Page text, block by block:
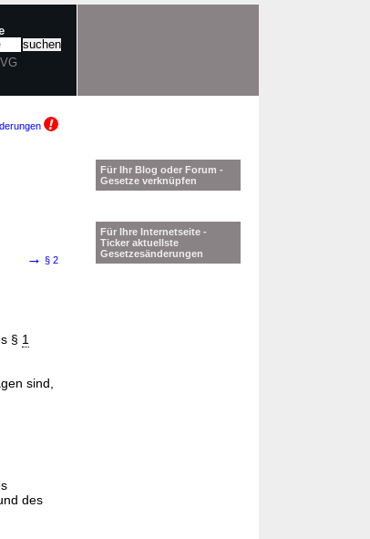
→ § 2
§ 1
sind,
des
Für Ihr Blog oder Forum -
Gesetze verknüpfen
Für Ihre Internetseite -
Ticker aktuellste
Gesetzesänderungen